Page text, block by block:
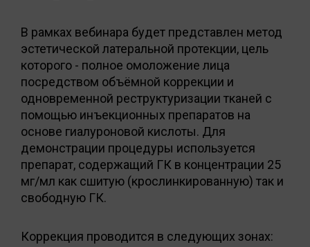
В рамках вебинара будет представлен метод
эстетической латеральной протекции, цель
которого - полное омоложение лица
посредством объёмной коррекции и
одновременной реструктуризации тканей с
помощью инъекционных препаратов на
основе гиалуроновой кислоты. Для
демонстрации процедуры используется
препарат, содержащий ГК в концентрации 25
мг/мл как сшитую (крослинкированную) так и
свободную ГК.
Коррекция проводится в следующих зонах: